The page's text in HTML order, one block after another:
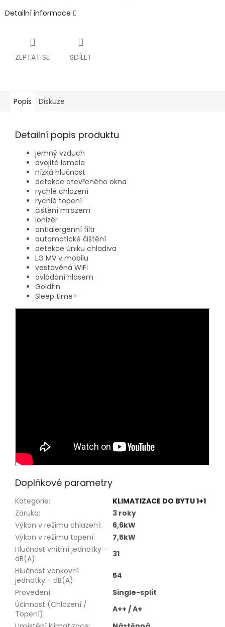
Detailní informace
ZEPTAT SE SDÍLET
Popis Diskuze
Detailní popis produktu
jemný vzduch
dvojitá lamela
nízká hlučnost
detekce otevřeného okna
rychlé chlazení
rychlé topení
čištění mrazem
ionizér
antialergenní filtr
automatické čištění
detekce úniku chladiva
LG MV v mobilu
vestavěná WiFi
ovládání hlasem
Goldfin
Sleep time+
Doplňkové parametry
Kategorie:
KLIMATIZACE DO BYTU 1+1
Záruka:
3 roky
Výkon v režimu chlazení:
6,6kW
Výkon v režimu topení:
7,5kW
Hlučnost vnitřní jednotky -
dB(A):
31
Hlučnost venkovní
jednotky - dB(A):
54
Provedení:
Single-split
Účinnost (Chlazení /
Topení):
A++ / A+